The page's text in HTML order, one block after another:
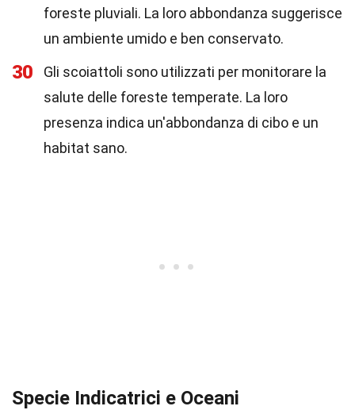
foreste pluviali. La loro abbondanza suggerisce
un ambiente umido e ben conservato.
30
Gli scoiattoli sono utilizzati per monitorare la
salute delle foreste temperate. La loro
presenza indica un'abbondanza di cibo e un
habitat sano.
Specie Indicatrici e Oceani